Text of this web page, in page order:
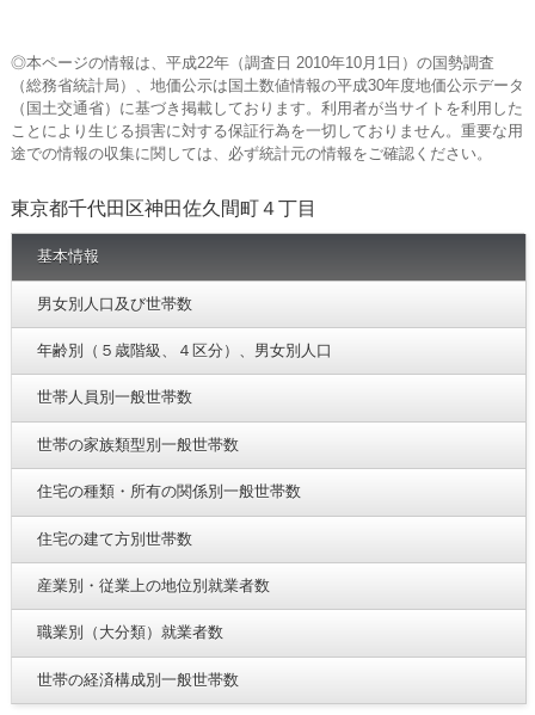
◎本ページの情報は、平成22年（調査日 2010年10月1日）の国勢調査
（総務省統計局）、地価公示は国土数値情報の平成30年度地価公示データ
（国土交通省）に基づき掲載しております。利用者が当サイトを利用した
ことにより生じる損害に対する保証行為を一切しておりません。重要な用
途での情報の収集に関しては、必ず統計元の情報をご確認ください。
東京都千代田区神田佐久間町４丁目
基本情報
男女別人口及び世帯数
年齢別（５歳階級、４区分）、男女別人口
世帯人員別一般世帯数
世帯の家族類型別一般世帯数
住宅の種類・所有の関係別一般世帯数
住宅の建て方別世帯数
産業別・従業上の地位別就業者数
職業別（大分類）就業者数
世帯の経済構成別一般世帯数